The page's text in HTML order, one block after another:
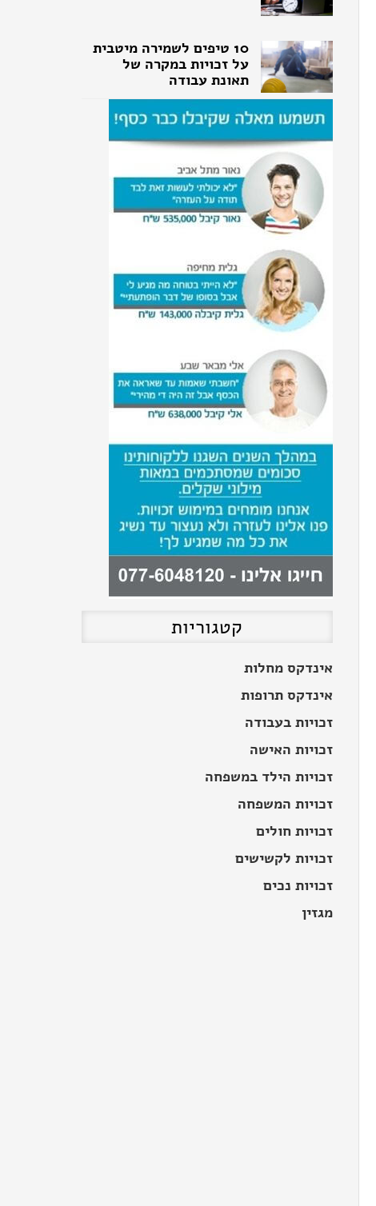
תביעת תאונת עבודה
פיטורין אחרי פחות משנה
תום לב ביחסי עבודה
פיצויי פיטורין לעובד
שהתפטר
חוק חופשת אבהות
חוקי העבודה
דמי ביטוח לאומי לעובד
לחופשה ללא תשלום
קטגוריות
אינדקס מחלות
אינדקס תרופות
זכויות בעבודה
זכויות האישה
זכויות הילד במשפחה
זכויות המשפחה
זכויות חולים
זכויות לקשישים
זכויות נכים
מגזין